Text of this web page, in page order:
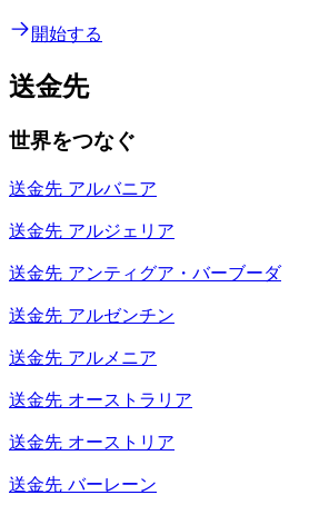
開始する
送金先
世界をつなぐ
送金先 アルバニア
送金先 アルジェリア
送金先 アンティグア・バーブーダ
送金先 アルゼンチン
送金先 アルメニア
送金先 オーストラリア
送金先 オーストリア
送金先 バーレーン